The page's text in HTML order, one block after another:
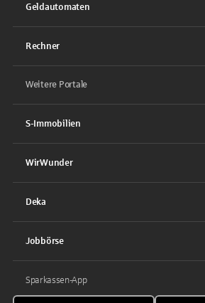
Geldautomaten
Rechner
Weitere Portale
S-Immobilien
WirWunder
Deka
Jobbörse
Sparkassen-App